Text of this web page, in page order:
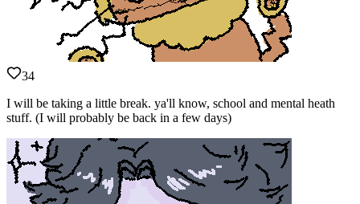
34
I will be taking a little break. ya'll know, school and mental heath
stuff. (I will probably be back in a few days)